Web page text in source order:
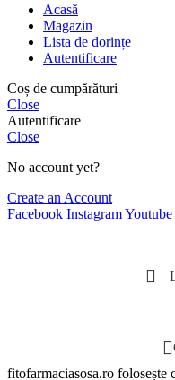
Acasă
Magazin
Lista de dorințe
Autentificare
Coș de cumpărături
Close
Autentificare
Close
No account yet?
Create an Account
Facebook InstagramYoutube
fitofarmaciasosa.ro